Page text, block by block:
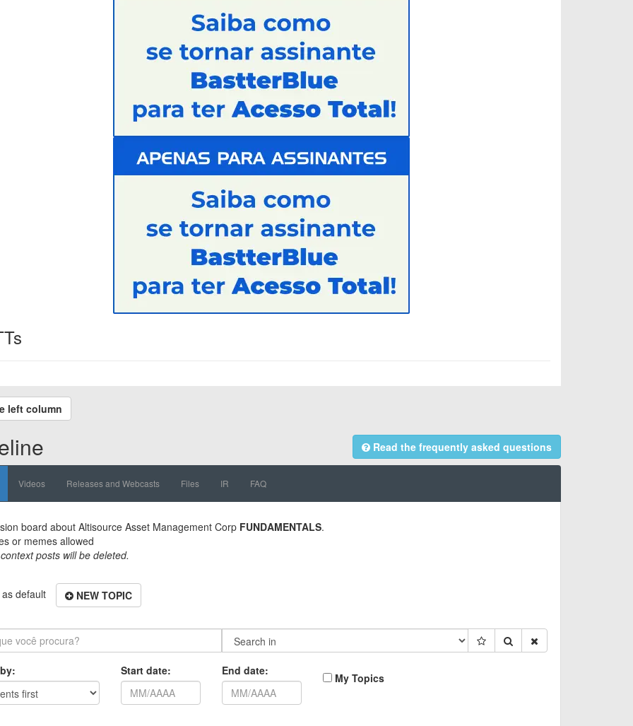
left column
Read the frequently asked questions
Videos Releases and Webcasts Files IR FAQ
board about Altisource Asset Management Corp FUNDAMENTALS.
or memes allowed
posts will be deleted.
default NEW TOPIC
Start date: End date:
My Topics